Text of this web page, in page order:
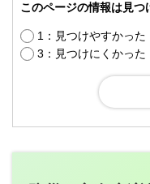
このページの情報は見つ
1：見つけやすかった
3：見つけにくかった